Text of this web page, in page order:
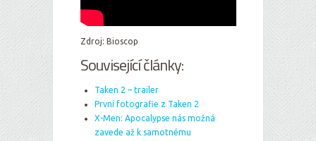
Zdroj: Bioscop
Související články:
Taken 2 – trailer
První fotografie z Taken 2
X-Men: Apocalypse nás možná
zavede až k samotnému